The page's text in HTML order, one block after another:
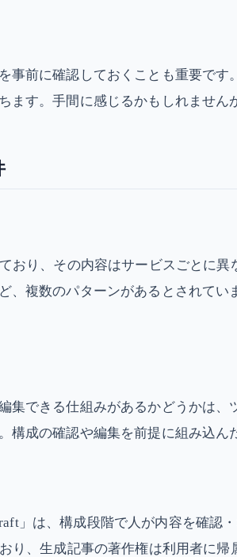
前に確認しておくことも重要で
す。手間に感じるかもしれませ
り、その内容はサービスごとに
、複数のパターンがあるとされて
集できる仕組みがあるかどうかは
成の確認や編集を前提に組み込ん
」は、構成段階で人が内容を確認
、生成記事の著作権は利用者に